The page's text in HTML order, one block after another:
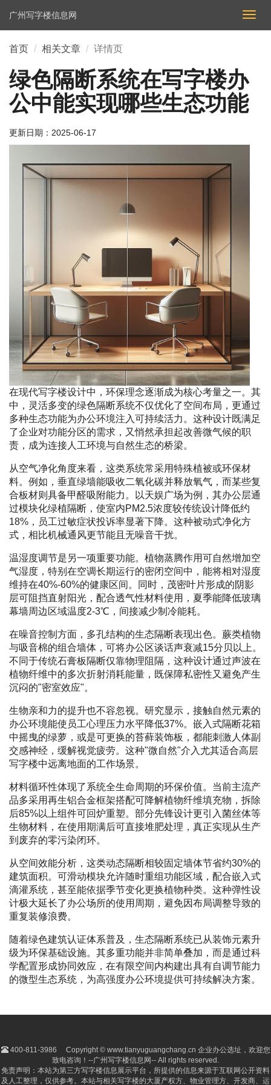
切
换
广州写字楼信息网
首页 相关文章 详情页
绿色隔断系统在写字楼办
公中能实现哪些生态功能
更新日期： 2025-06-17
在现代写字楼设计中，环保理念逐渐成为核心考量之一。其
中，灵活多变的绿色隔断系统不仅优化了空间布局，更通过
多种生态功能为办公环境注入可持续活力。这种设计既满足
了企业对功能分区的需求，又悄然承担起改善微气候的职
责，成为连接人工环境与自然生态的桥梁。
从空气净化角度来看，这类系统常采用特殊植被或环保材
料。例如，垂直绿墙能吸收二氧化碳并释放氧气，而某些复
合板材则具备甲醛吸附能力。以天娱广场为例，其办公层通
过模块化绿植隔断，使室内PM2.5浓度较传统设计降低约
18%，员工过敏症状投诉率显著下降。这种被动式净化方
式，相比机械通风更节能且无噪音干扰。
温湿度调节是另一项重要功能。植物蒸腾作用可自然增加空
气湿度，特别在空调长期运行的密闭空间中，能将相对湿度
维持在40%-60%的健康区间。同时，茂密叶片形成的阴影
层可阻挡直射阳光，配合透气性材料使用，夏季能降低玻璃
幕墙周边区域温度2-3℃，间接减少制冷能耗。
在噪音控制方面，多孔结构的生态隔断表现出色。蕨类植物
与吸音棉的组合墙体，可将办公区谈话声衰减15分贝以上。
不同于传统石膏板隔断仅靠物理阻隔，这种设计通过声波在
植物纤维中的多次折射消耗能量，既保障私密性又避免产生
沉闷的"密室效应"。
生物亲和力的提升也不容忽视。研究显示，接触自然元素的
办公环境能使员工心理压力水平降低37%。嵌入式隔断花箱
中摇曳的绿萝，或是可更换的苔藓装饰板，都能刺激人体副
交感神经，缓解视觉疲劳。这种"微自然"介入尤其适合高层
写字楼中远离地面的工作场景。
材料循环性体现了系统全生命周期的环保价值。当前主流产
品多采用再生铝合金框架搭配可降解植物纤维填充物，拆除
后85%以上组件可回炉重塑。部分先锋设计更引入菌丝体等
生物材料，在使用期满后可直接堆肥处理，真正实现从生产
到废弃的零污染闭环。
从空间效能分析，这类动态隔断相较固定墙体节省约30%的
建筑面积。可滑动模块允许随时重组功能区域，配合嵌入式
滴灌系统，甚至能依据季节变化更换植物种类。这种弹性设
计极大延长了办公场所的使用周期，避免因布局调整导致的
重复装修浪费。
随着绿色建筑认证体系普及，生态隔断系统已从装饰元素升
级为环保基础设施。其多重功能并非简单叠加，而是通过科
学配置形成协同效应，在有限空间内构建出具有自调节能力
的微型生态系统，为高强度办公环境提供可持续解决方案。
400-811-3986
Copyright © www.tianyuguangchang.cn 企业办公选址，欢迎您
致电咨询！--广州写字楼信息网-- All rights reserved.
免责声明：本站为第三方写字楼信息展示平台，所提供的信息来源于互联网公开资料
及人工整理，仅供参考。本站与相关写字楼的大厦产权方、物业管理方、开发商、运